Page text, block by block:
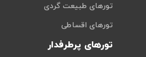
تورهای طبیعت گردی
تورهای اقساطی
تورهای پرطرفدار